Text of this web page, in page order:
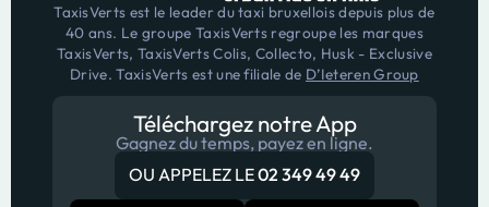
TaxisVerts est le leader du taxi bruxellois depuis plus de
40 ans. Le groupe TaxisVerts regroupe les marques
TaxisVerts, TaxisVerts Colis, Collecto, Husk - Exclusive
Drive. TaxisVerts est une filiale de D’Ieteren Group
Téléchargez notre App
Gagnez du temps, payez en ligne.
OU APPELEZ LE02 349 49 49